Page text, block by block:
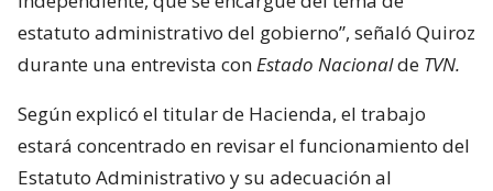
estatuto administrativo del gobierno”, señaló Quiroz
durante una entrevista con Estado Nacionalde TVN.
Según explicó el titular de Hacienda, el trabajo
estará concentrado en revisar el funcionamiento del
Estatuto Administrativo y su adecuación al